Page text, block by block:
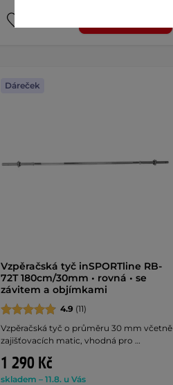
Dáreček
Vzpěračská tyč inSPORTline RB-
72T 180cm/30mm • rovná • se
závitem a objímkami
4.9 (11)
Vzpěračská tyč o průměru 30 mm včetně
zajišťovacích matic, vhodná pro …
1 290 Kč
skladem – 11.8. u Vás